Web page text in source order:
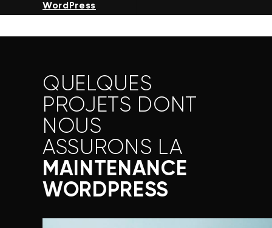
WordPress
QUELQUES
PROJETS DONT
NOUS
ASSURONS LA
MAINTENANCE
WORDPRESS